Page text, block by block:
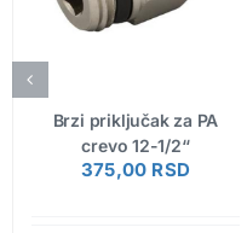
Brzi priključak za PA
crevo 12-1/2“
375,00 RSD